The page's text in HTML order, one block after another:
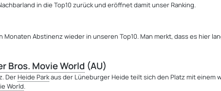
in die Top10 zurück und eröffnet damit unser Ranking.
Abstinenz wieder in unseren Top10. Man merkt, dass es hier
Bros. Movie World (AU)
Der Heide Parkaus der Lüneburger Heide teilt sich den Platz mit einem
World.